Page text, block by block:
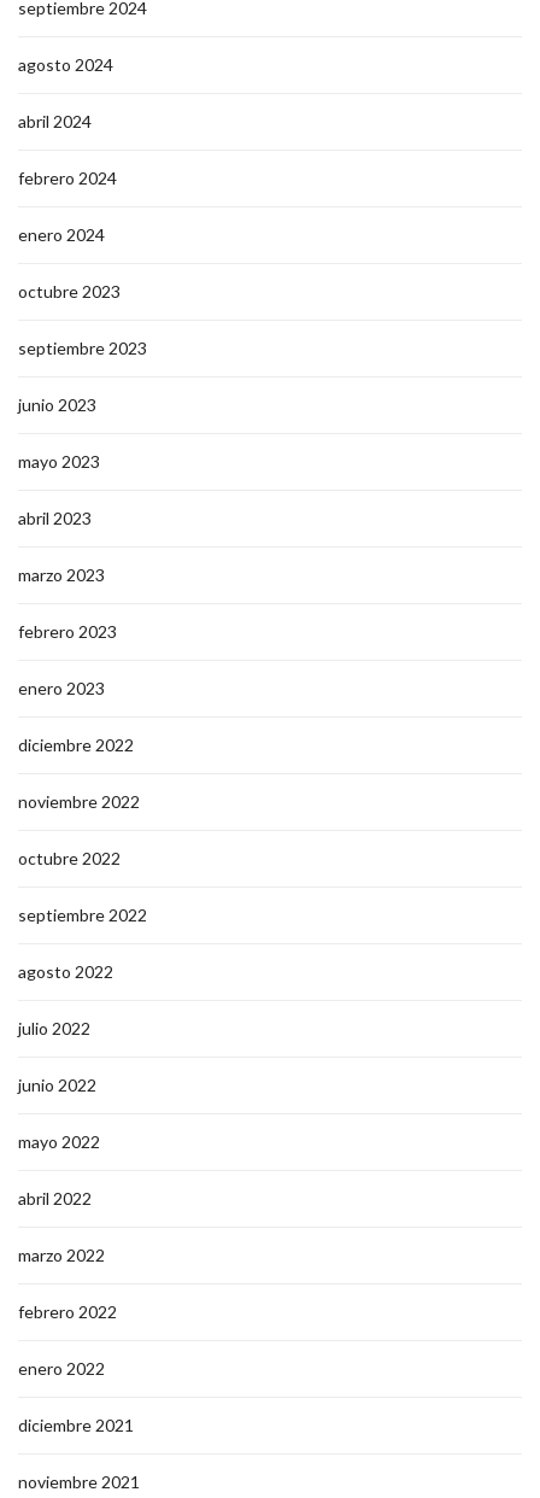
septiembre 2024
agosto 2024
abril 2024
febrero 2024
enero 2024
octubre 2023
septiembre 2023
junio 2023
mayo 2023
abril 2023
marzo 2023
febrero 2023
enero 2023
diciembre 2022
noviembre 2022
octubre 2022
septiembre 2022
agosto 2022
julio 2022
junio 2022
mayo 2022
abril 2022
marzo 2022
febrero 2022
enero 2022
diciembre 2021
noviembre 2021